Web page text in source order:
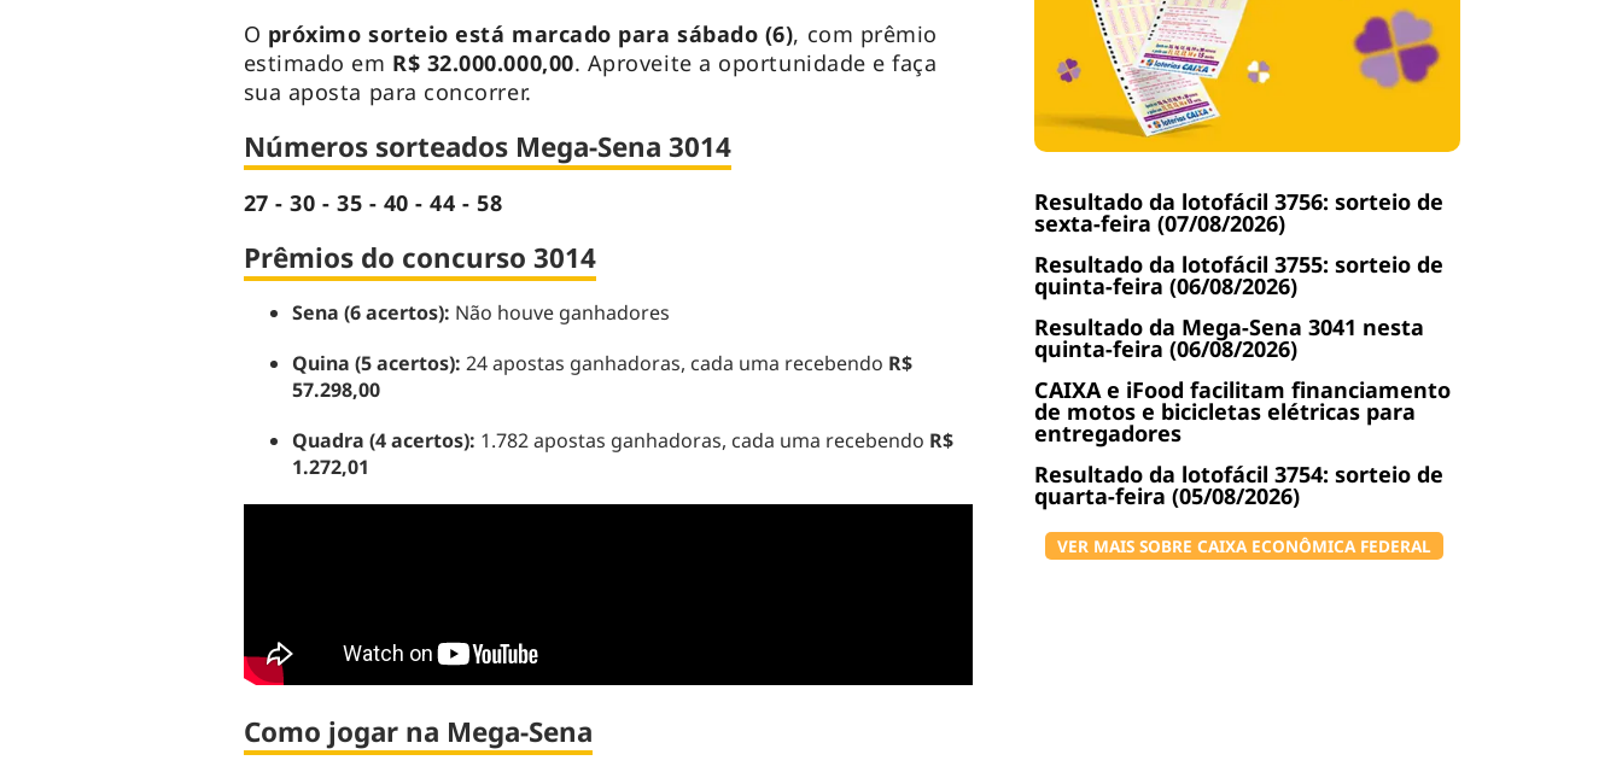
Resultado da lotofácil 3756: sorteio de
sexta-feira (07/08/2026)
Resultado da lotofácil 3755: sorteio de
quinta-feira (06/08/2026)
Resultado da Mega-Sena 3041 nesta
quinta-feira (06/08/2026)
CAIXA e iFood facilitam financiamento
de motos e bicicletas elétricas para
entregadores
Resultado da lotofácil 3754: sorteio de
quarta-feira (05/08/2026)
VER MAIS SOBRE CAIXA ECONÔMICA FEDERAL
O próximo sorteio está marcado para sábado (6), com prêmio
estimado em R$ 32.000.000,00. Aproveite a oportunidade e faça
sua aposta para concorrer.
Números sorteados Mega-Sena 3014
27 - 30 - 35 - 40 - 44 - 58
Prêmios do concurso 3014
Sena (6 acertos): Não houve ganhadores
Quina (5 acertos): 24 apostas ganhadoras, cada uma recebendo R$
57.298,00
Quadra (4 acertos): 1.782 apostas ganhadoras, cada uma recebendo R$
1.272,01
Como jogar na Mega-Sena